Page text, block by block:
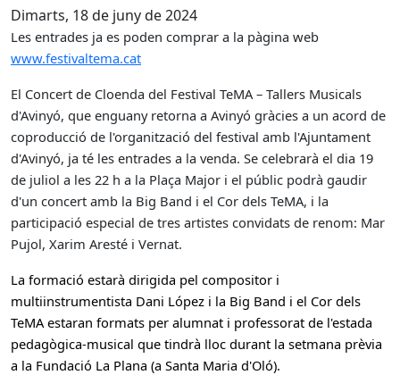
Dimarts, 18 de juny de 2024
Les entrades ja es poden comprar a la pàgina web
www.festivaltema.cat
El Concert de Cloenda del Festival TeMA – Tallers Musicals
d'Avinyó, que enguany retorna a Avinyó gràcies a un acord de
coproducció de l'organització del festival amb l'Ajuntament
d'Avinyó, ja té les entrades a la venda. Se celebrarà el dia 19
de juliol a les 22 h a la Plaça Major i el públic podrà gaudir
d'un concert amb la Big Band i el Cor dels TeMA, i la
participació especial de tres artistes convidats de renom: Mar
Pujol, Xarim Aresté i Vernat.
La formació estarà dirigida pel compositor i
multiinstrumentista Dani López i la Big Band i el Cor dels
TeMA estaran formats per alumnat i professorat de l'estada
pedagògica-musical que tindrà lloc durant la setmana prèvia
a la Fundació La Plana (a Santa Maria d'Oló).